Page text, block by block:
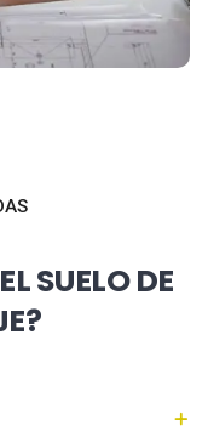
SUELO DE